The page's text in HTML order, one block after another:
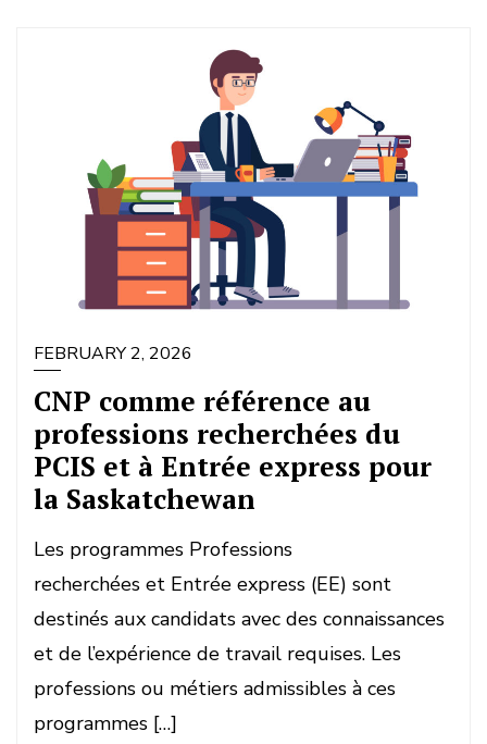
FEBRUARY 2, 2026
CNP comme référence au
professions recherchées du
PCIS et à Entrée express pour
la Saskatchewan
Les programmes Professions
recherchées et Entrée express (EE) sont
destinés aux candidats avec des connaissances
et de l’expérience de travail requises. Les
professions ou métiers admissibles à ces
programmes […]